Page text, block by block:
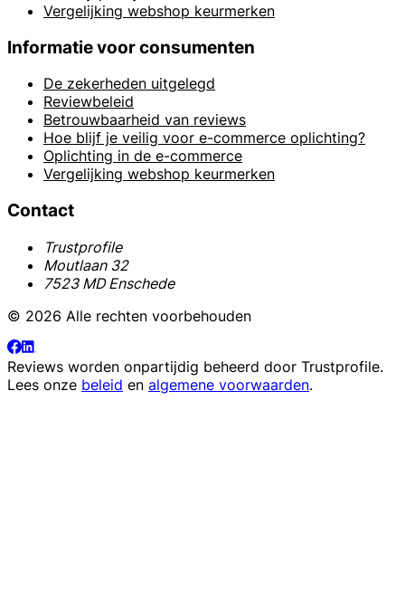
Vergelijking webshop keurmerken
Informatie voor consumenten
De zekerheden uitgelegd
Reviewbeleid
Betrouwbaarheid van reviews
Hoe blijf je veilig voor e-commerce oplichting?
Oplichting in de e-commerce
Vergelijking webshop keurmerken
Contact
Trustprofile
Moutlaan 32
7523 MD Enschede
© 2026 Alle rechten voorbehouden
Reviews worden onpartijdig beheerd door Trustprofile.
Lees onze beleid en algemene voorwaarden.